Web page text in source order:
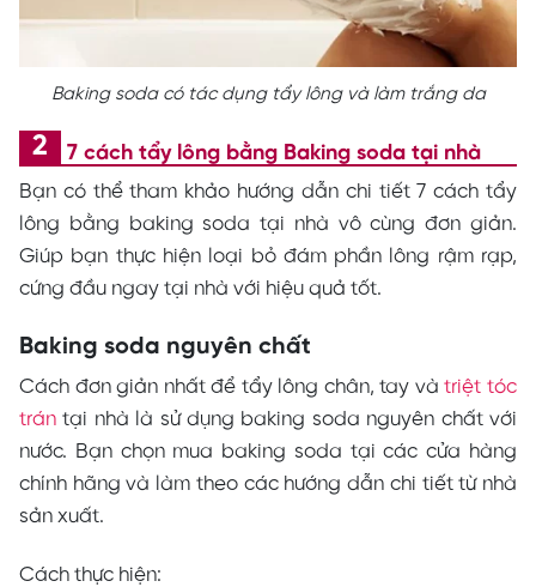
Baking soda có tác dụng tẩy lông và làm trắng da
7 cách tẩy lông bằng Baking soda tại nhà
Bạn có thể tham khảo hướng dẫn chi tiết 7 cách tẩy
lông bằng baking soda tại nhà vô cùng đơn giản.
Giúp bạn thực hiện loại bỏ đám phần lông rậm rạp,
cứng đầu ngay tại nhà với hiệu quả tốt.
Baking soda nguyên chất
Cách đơn giản nhất để tẩy lông chân, tay vàtriệt tóc
trán tại nhà là sử dụng baking soda nguyên chất với
nước. Bạn chọn mua baking soda tại các cửa hàng
chính hãng và làm theo các hướng dẫn chi tiết từ nhà
sản xuất.
Cách thực hiện: